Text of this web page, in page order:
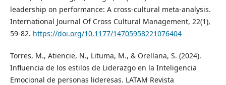
leadership on performance: A cross-cultural meta-analysis.
International Journal Of Cross Cultural Management, 22(1),
59-82. https://doi.org/10.1177/14705958221076404
Torres, M., Atiencie, N., Lituma, M., & Orellana, S. (2024).
Influencia de los estilos de Liderazgo en la Inteligencia
Emocional de personas lideresas. LATAM Revista